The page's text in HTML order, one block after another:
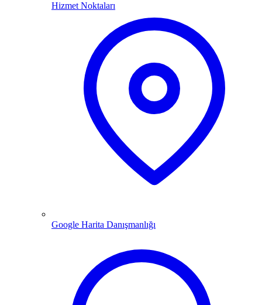
Hizmet Noktaları
Google Harita Danışmanlığı